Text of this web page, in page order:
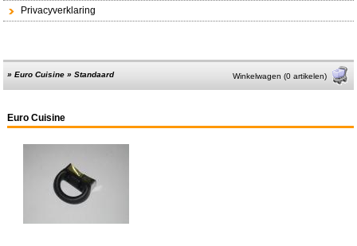
Privacyverklaring
»Euro Cuisine »Standaard Winkelwagen (0 artikelen)
Euro Cuisine